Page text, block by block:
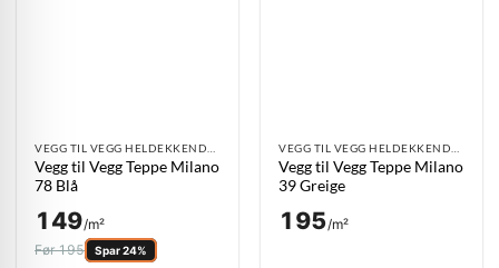
Vegg til Vegg Teppe Milano
78 Blå
149/m²
Før 195
Spar 24%
Vegg til Vegg Teppe Milano
39 Greige
195/m²